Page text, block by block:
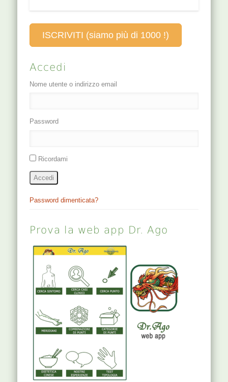
ISCRIVITI (siamo più di 1000 !)
Accedi
Nome utente o indirizzo email
Password
Ricordami
Accedi
Password dimenticata?
Prova la web app Dr. Ago